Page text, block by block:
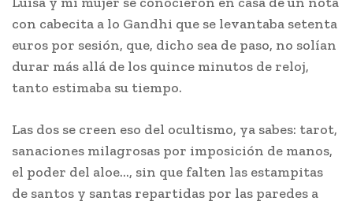
con cabecita a lo Gandhi que se levantaba setenta
euros por sesión, que, dicho sea de paso, no solían
durar más allá de los quince minutos de reloj,
tanto estimaba su tiempo.
Las dos se creen eso del ocultismo, ya sabes: tarot,
sanaciones milagrosas por imposición de manos,
el poder del aloe…, sin que falten las estampitas
de santos y santas repartidas por las paredes a